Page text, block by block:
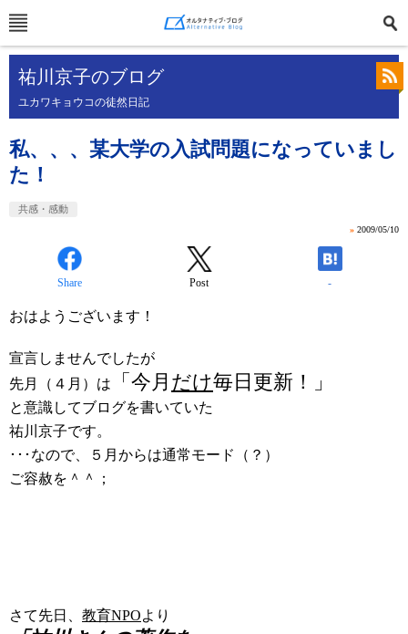
祐川京子のブログ
ユカワキョウコの徒然日記
私、、、某大学の入試問題になっていまし
た！
共感・感動
» 2009/05/10
Share Post -
おはようございます！
宣言しませんでしたが
先月（４月）は
「今月 だけ毎日更新！」
と意識してブログを書いていた
祐川京子です。
･･･なので、５月からは通常モード（？）
ご容赦を＾＾；
さて先日、 教育NPOより